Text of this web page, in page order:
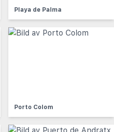
Playa de Palma
Porto Colom